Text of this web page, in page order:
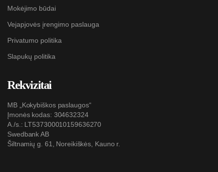
Mokėjimo būdai
Vejapjovės įrengimo paslauga
Privatumo politika
Slapukų politika
Rekvizitai
MB „Kokybiškos paslaugos“
Įmonės kodas: 304632324
A./s.: LT537300010159636270
Swedbank AB
Šiltnamių g. 61, Noreikiškės, Kauno r.